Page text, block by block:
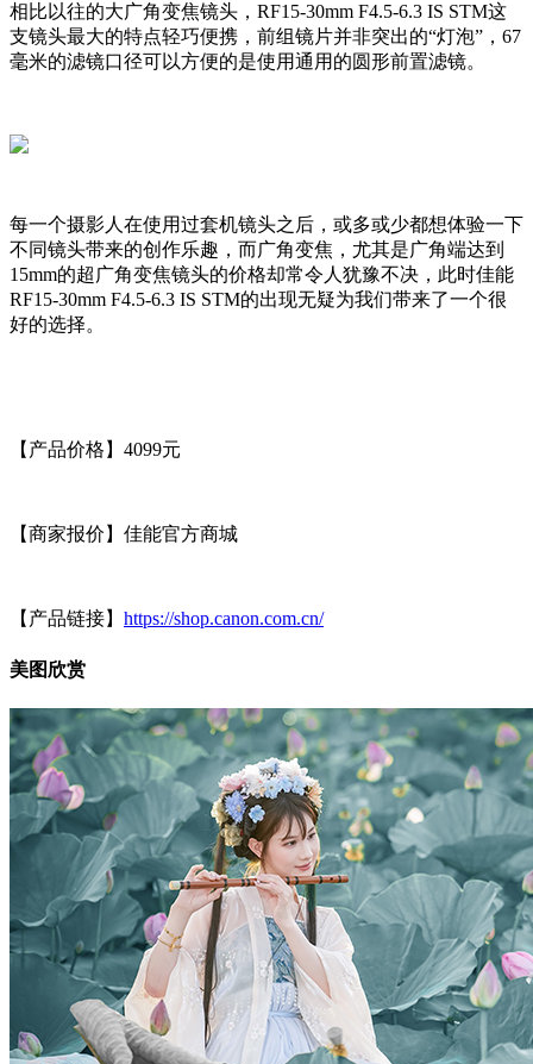
相比以往的大广角变焦镜头，RF15-30mm F4.5-6.3 IS STM这
支镜头最大的特点轻巧便携，前组镜片并非突出的“灯泡”，67
毫米的滤镜口径可以方便的是使用通用的圆形前置滤镜。
每一个摄影人在使用过套机镜头之后，或多或少都想体验一下
不同镜头带来的创作乐趣，而广角变焦，尤其是广角端达到
15mm的超广角变焦镜头的价格却常令人犹豫不决，此时佳能
RF15-30mm F4.5-6.3 IS STM的出现无疑为我们带来了一个很
好的选择。
【产品价格】4099元
【商家报价】佳能官方商城
【产品链接】 https://shop.canon.com.cn/
美图欣赏